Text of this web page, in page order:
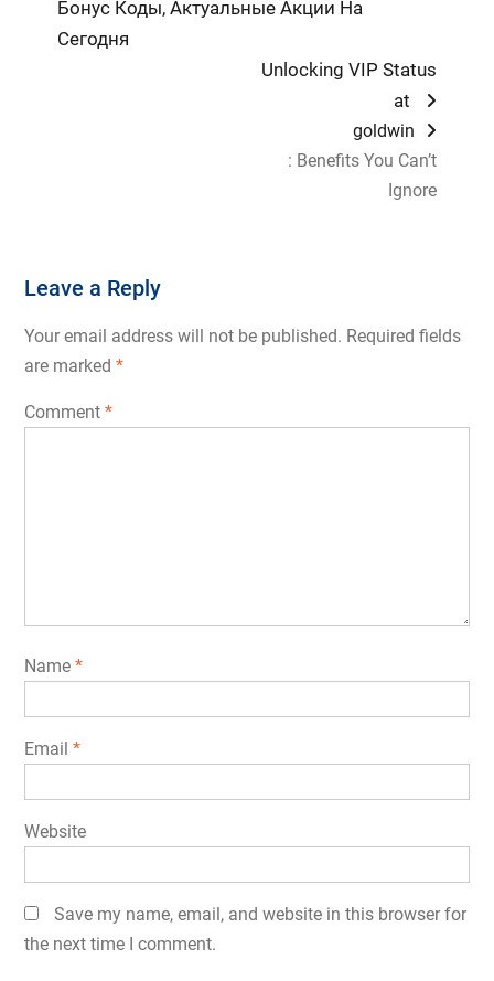
Бонус Коды, Актуальные Акции На
Сегодня
Next
Unlocking VIP Status
at
goldwin
: Benefits You Can’t
Ignore
Leave a Reply
Your email address will not be published. Required fields
are marked *
Comment *
Name *
Email *
Website
Save my name, email, and website in this browser for
the next time I comment.